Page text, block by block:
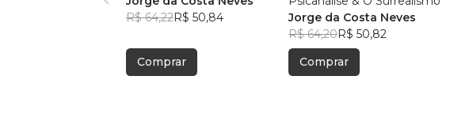
R$ 64,22R$ 50,84
Comprar
Jorge da Costa Neves
R$ 64,20R$ 50,82
Comprar